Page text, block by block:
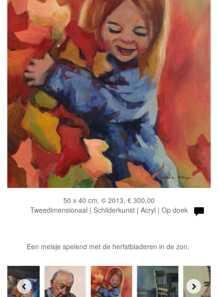
50 x 40 cm, © 2013, € 300,00
Tweedimensionaal | Schilderkunst | Acryl | Op doek
Een meisje spelend met de herfstbladeren in de zon.